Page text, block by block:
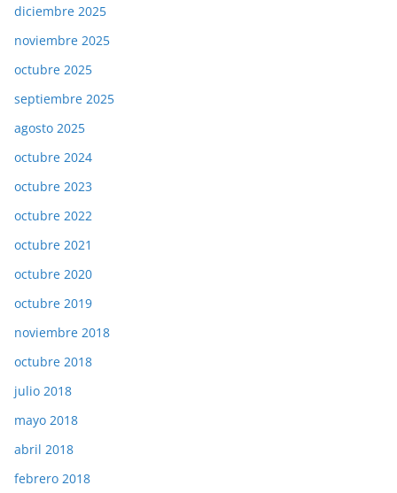
diciembre 2025
noviembre 2025
octubre 2025
septiembre 2025
agosto 2025
octubre 2024
octubre 2023
octubre 2022
octubre 2021
octubre 2020
octubre 2019
noviembre 2018
octubre 2018
julio 2018
mayo 2018
abril 2018
febrero 2018